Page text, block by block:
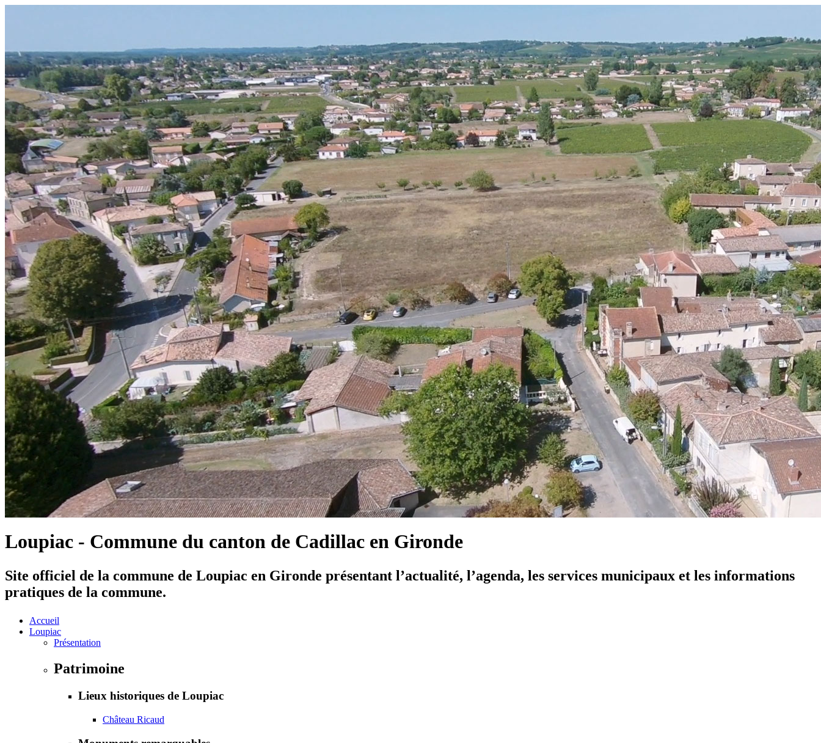
Loupiac - Commune du canton de Cadillac en Gironde
Site officiel de la commune de Loupiac en Gironde présentant l’actualité, l’agenda, les services municipaux et les informations
pratiques de la commune.
Accueil
Loupiac
Présentation
Patrimoine
Lieux historiques de Loupiac
Château Ricaud